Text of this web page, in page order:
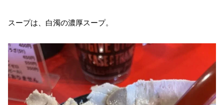
スープは、白濁の濃厚スープ。